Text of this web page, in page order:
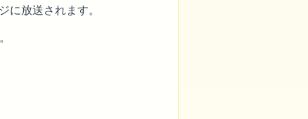
に放送されます。